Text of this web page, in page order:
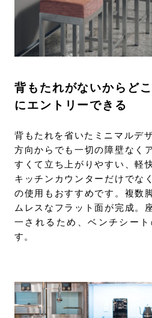
背もたれがないからど
にエントリーできる
背もたれを省いたミニマルデ
方向からでも一切の障壁なく
すくて立ち上がりやすい、軽
キッチンカウンターだけでな
の使用もおすすめです。複数
ムレスなフラット面が完成。
一されるため、ベンチシー
す。